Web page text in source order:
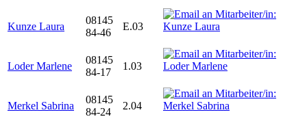
Kunze Laura
08145
84-46
E.03
Loder Marlene
08145
84-17
1.03
Merkel Sabrina
08145
84-24
2.04